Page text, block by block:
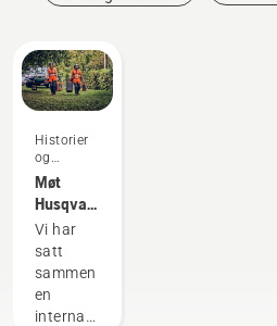
Historier
og
inspirasjon
Møt
Husqvarnas
H-Team
– de
kravstore
brukerne
våre
Vi har
satt
sammen
en
internasjonal